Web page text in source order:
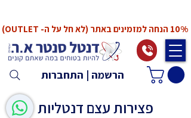
הרשמה | התחברות
10% הנחה למזמינים באתר (לא חל על ה- OUTLET)
פצירות עצם דנטליות